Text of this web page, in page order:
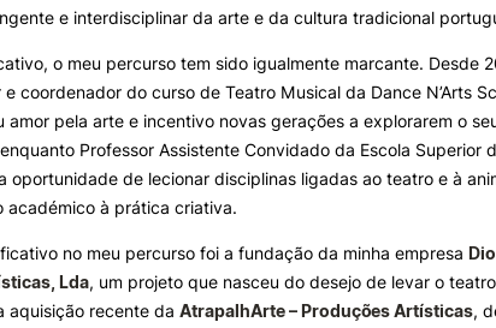
e interdisciplinar da arte e da cultura tradicional
o meu percurso tem sido igualmente marcante. Desde
coordenador do curso de Teatro Musical da Dance N’Arts
amor pela arte e incentivo novas gerações a explorarem o
Professor Assistente Convidado da Escola Superior
oportunidade de lecionar disciplinas ligadas ao teatro e à
académico à prática criativa.
no meu percurso foi a fundação da minha empresa
Lda, um projeto que nasceu do desejo de levar o
aquisição recente da AtrapalhArte – Produções Artísticas,